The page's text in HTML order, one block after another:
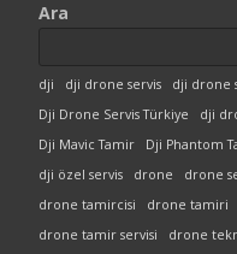
Ara
dji dji drone servis
dji drone
Dji Drone Servis Türkiye
dji
Dji Mavic Tamir
Dji Phantom
dji özel servis
drone drone
drone tamircisi
drone tamiri
drone tamir servisi
drone